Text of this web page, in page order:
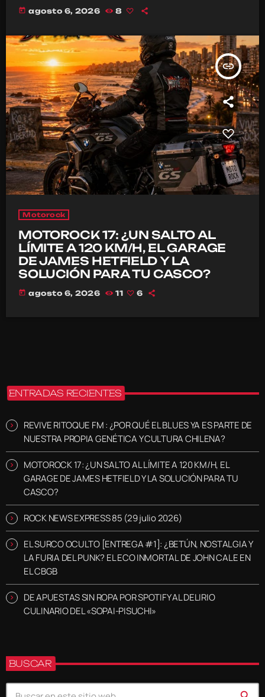
today agosto 6, 2026 8
insert_link
Motorock
MOTOROCK 17: ¿UN SALTO AL
LÍMITE A 120 KM/H, EL GARAGE
DE JAMES HETFIELD Y LA
SOLUCIÓN PARA TU CASCO?
today agosto 6, 2026 11 6
ENTRADAS RECIENTES
REVIVE RITOQUE FM : ¿POR QUÉ EL BLUES YA ES PARTE DE
NUESTRA PROPIA GENÉTICA Y CULTURA CHILENA?
MOTOROCK 17: ¿UN SALTO AL LÍMITE A 120 KM/H, EL
GARAGE DE JAMES HETFIELD Y LA SOLUCIÓN PARA TU
CASCO?
ROCK NEWS EXPRESS 85 (29 julio 2026)
EL SURCO OCULTO [ENTREGA #1]: ¿BETÚN, NOSTALGIA Y
LA FURIA DEL PUNK? EL ECO INMORTAL DE JOHN CALE EN
EL CBGB
DE APUESTAS SIN ROPA POR SPOTIFY AL DELIRIO
CULINARIO DEL «SOPAI-PISUCHI»
BUSCAR